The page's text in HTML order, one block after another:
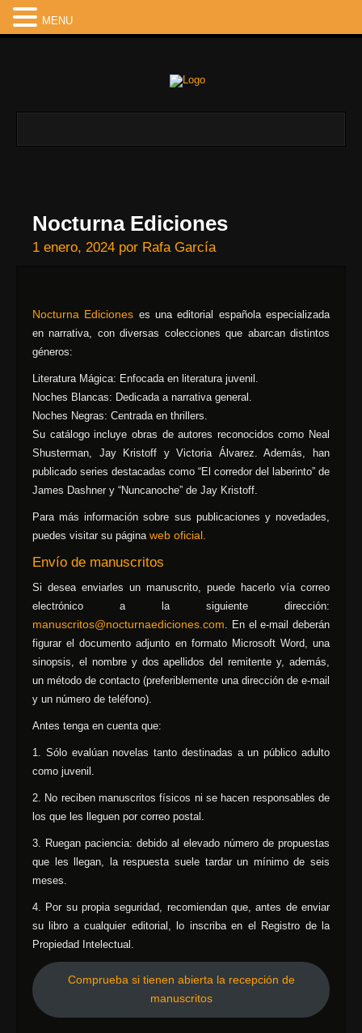
Nocturna Ediciones
1 enero, 2024 por Rafa García
Nocturna Ediciones es una editorial española especializada
en narrativa, con diversas colecciones que abarcan distintos
géneros:
Literatura Mágica: Enfocada en literatura juvenil.
Noches Blancas: Dedicada a narrativa general.
Noches Negras: Centrada en thrillers.
Su catálogo incluye obras de autores reconocidos como Neal
Shusterman, Jay Kristoff y Victoria Álvarez. Además, han
publicado series destacadas como “El corredor del laberinto” de
James Dashner y “Nuncanoche” de Jay Kristoff.
Para más información sobre sus publicaciones y novedades,
puedes visitar su página web oficial.
Envío de manuscritos
Si desea enviarles un manuscrito, puede hacerlo vía correo
electrónico a la siguiente dirección:
manuscritos@nocturnaediciones.com. En el e-mail deberán
figurar el documento adjunto en formato Microsoft Word, una
sinopsis, el nombre y dos apellidos del remitente y, además,
un método de contacto (preferiblemente una dirección de e-mail
y un número de teléfono).
Antes tenga en cuenta que:
1. Sólo evalúan novelas tanto destinadas a un público adulto
como juvenil.
2. No reciben manuscritos físicos ni se hacen responsables de
los que les lleguen por correo postal.
3. Ruegan paciencia: debido al elevado número de propuestas
que les llegan, la respuesta suele tardar un mínimo de seis
meses.
4. Por su propia seguridad, recomiendan que, antes de enviar
su libro a cualquier editorial, lo inscriba en el Registro de la
Propiedad Intelectual.
Comprueba si tienen abierta la recepción de
manuscritos
MENU